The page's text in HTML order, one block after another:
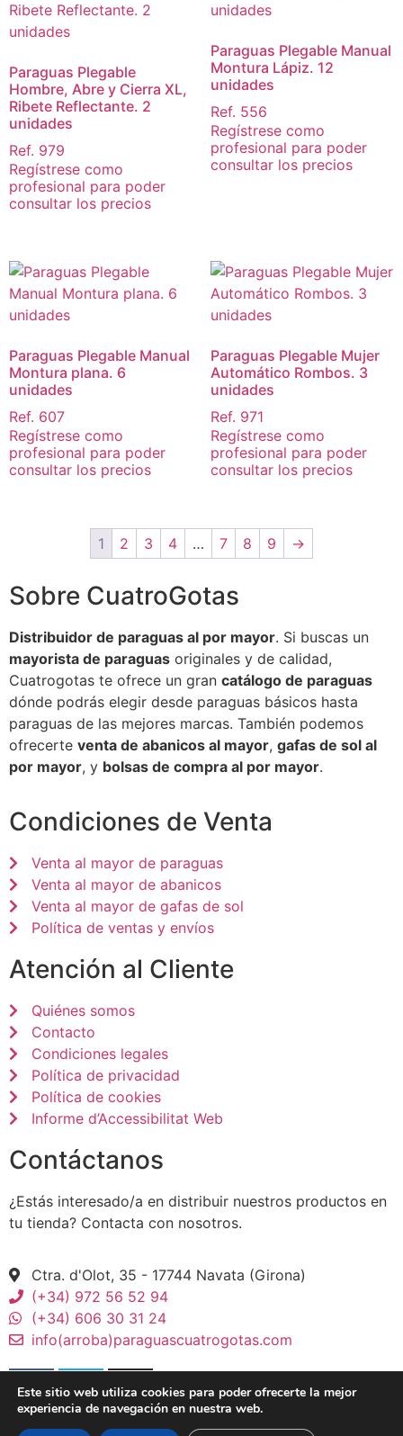
Paraguas Plegable
Hombre, Abre y Cierra XL,
Ribete Reflectante. 2
unidades
Ref. 979
Regístrese como
profesional para poder
consultar los precios
Paraguas Plegable Manual
Montura Lápiz. 12
unidades
Ref. 556
Regístrese como
profesional para poder
consultar los precios
Paraguas Plegable Manual
Montura plana. 6
unidades
Ref. 607
Regístrese como
profesional para poder
consultar los precios
Paraguas Plegable Mujer
Automático Rombos. 3
unidades
Ref. 971
Regístrese como
profesional para poder
consultar los precios
1 2 3 4 … 7 8 9 →
Sobre CuatroGotas
Distribuidor de paraguas al por mayor. Si buscas un
mayorista de paraguas originales y de calidad,
Cuatrogotas te ofrece un gran catálogo de paraguas
dónde podrás elegir desde paraguas básicos hasta
paraguas de las mejores marcas. También podemos
ofrecerte venta de abanicos al mayor, gafas de sol al
por mayor, y bolsas de compra al por mayor.
Condiciones de Venta
Venta al mayor de paraguas
Venta al mayor de abanicos
Venta al mayor de gafas de sol
Política de ventas y envíos
Atención al Cliente
Quiénes somos
Contacto
Condiciones legales
Política de privacidad
Política de cookies
Informe d’Accessibilitat Web
Contáctanos
¿Estás interesado/a en distribuir nuestros productos en
tu tienda? Contacta con nosotros.
Ctra. d'Olot, 35 - 17744 Navata (Girona)
(+34) 972 56 52 94
(+34) 606 30 31 24
info(arroba)paraguascuatrogotas.com
Este sitio web utiliza cookies para poder ofrecerte la mejor
experiencia de navegación en nuestra web.